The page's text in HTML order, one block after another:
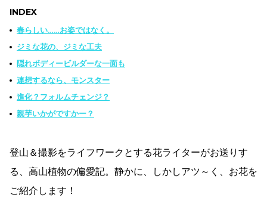
INDEX
春らしい……お姿ではなく。
ジミな花の、ジミな工夫
隠れボディービルダーな一面も
連想するなら、モンスター
進化？フォルムチェンジ？
親芋いかがですかー？
登山＆撮影をライフワークとする花ライターがお送りす
る、高山植物の偏愛記。静かに、しかしアツ～く、お花を
ご紹介します！